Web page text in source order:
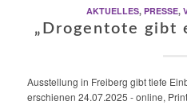
AKTUELLES, PRESSE,
„Drogentote gibt
Ausstellung in Freiberg gibt tiefe
erschienen 24.07.2025 - online,